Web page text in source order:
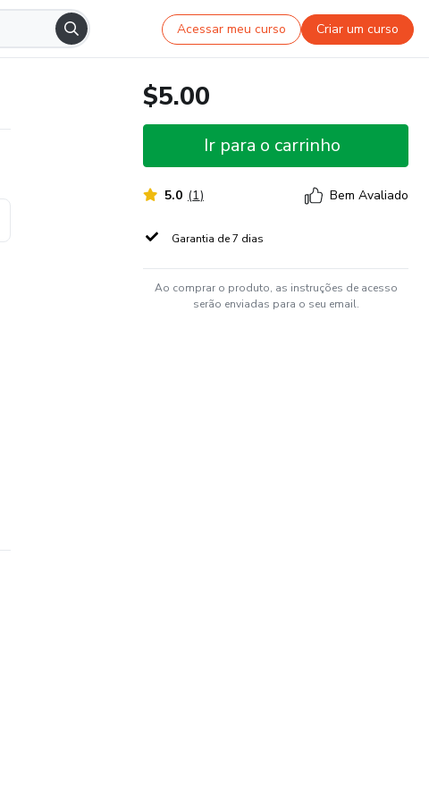
Acessar meu curso Criar um curso
$5.00
Ir para o carrinho
5.0 (1) Bem Avaliado
Garantia de 7 dias
Ao comprar o produto, as instruções de acesso
serão enviadas para o seu email.